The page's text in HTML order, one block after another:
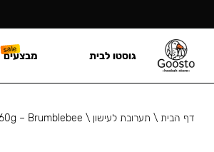
דף הבית\ תערובת לעישון \
– Brumblebee
גוסטו לבית מבצעים